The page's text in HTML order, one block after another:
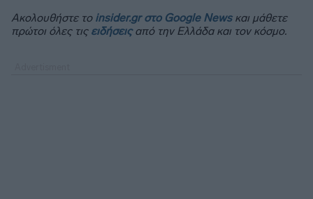
Ακολουθήστε το insider.gr στο Google Newsκαι μάθετε
πρώτοι όλες τις ειδήσειςαπό την Ελλάδα και τον κόσμο.